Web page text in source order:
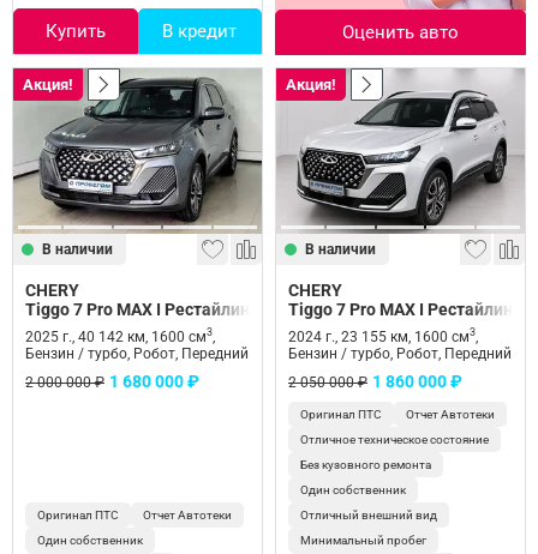
Купить В кредит Оценить авто
Акция!
В наличии
CHERY
Tiggo 7 Pro MAX I Рестайлинг
2025 г., 40 142 км, 1600 см3,
Бензин / турбо, Робот, Передний
2 000 000 ₽ 1 680 000 ₽
Оригинал ПТС
Отчет Автотеки
Один собственник
Акция!
В наличии
CHERY
Tiggo 7 Pro MAX I Рестайлинг
2024 г., 23 155 км, 1600 см3,
Бензин / турбо, Робот, Передний
2 050 000 ₽ 1 860 000 ₽
Оригинал ПТС
Отчет Автотеки
Отличное техническое состояние
Без кузовного ремонта
Один собственник
Отличный внешний вид
Минимальный пробег